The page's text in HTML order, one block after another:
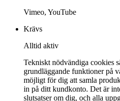
Vimeo, YouTube
Krävs
Alltid aktiv
Tekniskt nödvändiga cookies
grundläggande funktioner på
möjligt för dig att samla
in på ditt kundkonto. Det är
slutsatser om dig, och alla